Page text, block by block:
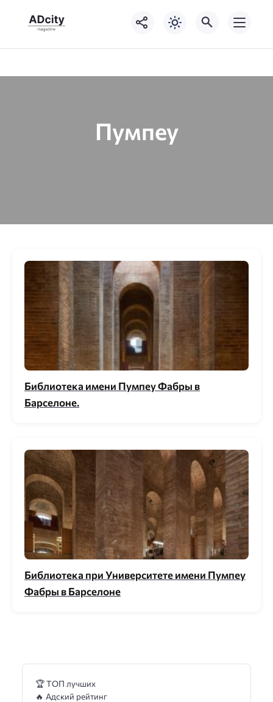
Пумпеу
Библиотека имени Пумпеу Фабры в
Барселоне.
Библиотека при Университете имени Пумпеу
Фабры в Барселоне
🏆 ТОП лучших
🔥 Адский рейтинг